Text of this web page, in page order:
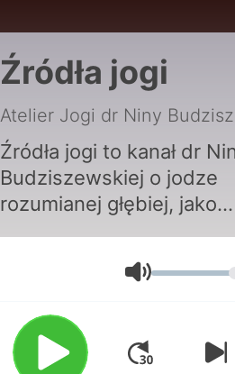
Źródła jogi
Źródła jogi to kanał dr
Budziszewskiej o jodze
rozumianej głębiej, jako
oddechu i wewnętrznej
przemiany. Znajdziesz tu
psychologii i cielesności,
oparte na klasycznych
Głośność